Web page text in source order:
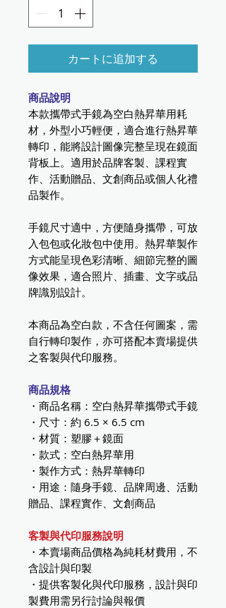
カートに追加する
商品說明
本款攜帶式手鏡為空白熱昇華用耗
材，外型小巧輕便，適合進行熱昇華
轉印，能將設計圖像完整呈現在鏡面
背板上。適用於品牌客製、課程實
作、活動贈品、文創商品或個人化禮
品製作。
手鏡尺寸適中，方便隨身攜帶，可放
入包包或化妝包中使用。熱昇華製作
方式能呈現色彩清晰、細節完整的圖
像效果，適合照片、插畫、文字或品
牌識別設計。
本商品為空白款，不含任何圖案，需
自行轉印製作，亦可搭配本賣場提供
之客製與代印服務。
商品規格
・商品名稱：空白熱昇華攜帶式手鏡
・尺寸：約 6.5 × 6.5 cm
・材質：塑膠＋鏡面
・款式：空白熱昇華用
・製作方式：熱昇華轉印
・用途：隨身手鏡、品牌周邊、活動
贈品、課程實作、文創商品
客製與代印服務說明
・本賣場商品價格為純耗材費用，不
含設計與印製
・提供客製化與代印服務，設計與印
製費用需另行討論與報價